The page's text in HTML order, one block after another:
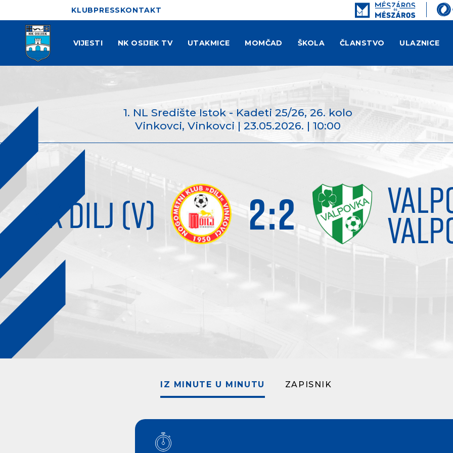
KLUBPRESSKONTAKT
VIJESTI NK OSIJEK TV UTAKMICE MOMČAD ŠKOLA ČLANSTVO ULAZNICE
1. NL Središte Istok - Kadeti 25/26, 26. kolo
Vinkovci, Vinkovci | 23.05.2026. | 10:00
NK DILJ (V) 2:2
IZ MINUTE U MINUTU ZAPISNIK